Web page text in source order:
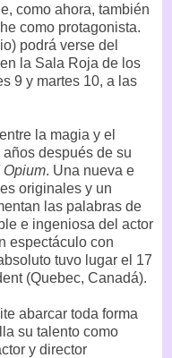
como ahora, también
como protagonista.
podrá verse del
la Sala Roja de los
9 y martes 10, a las
la magia y el
después de su
Opium. Una nueva e
originales y un
las palabras de
e ingeniosa del actor
espectáculo con
tuvo lugar el 17
(Quebec, Canadá).
abarcar toda forma
su talento como
y director